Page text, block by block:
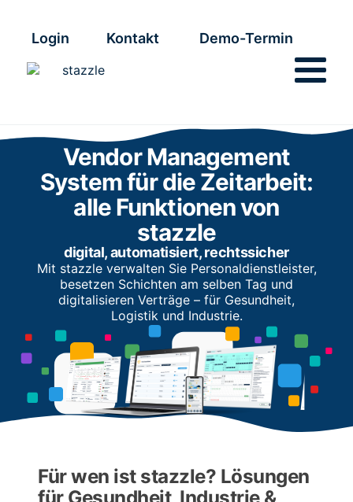
Login Kontakt Demo-Termin
Vendor Management
System für die Zeitarbeit:
alle Funktionen von
stazzle
digital, automatisiert, rechtssicher
Mit stazzle verwalten Sie Personaldienstleister,
besetzen Schichten am selben Tag und
digitalisieren Verträge – für Gesundheit,
Logistik und Industrie.
Für wen ist stazzle? Lösungen
für Gesundheit, Industrie &